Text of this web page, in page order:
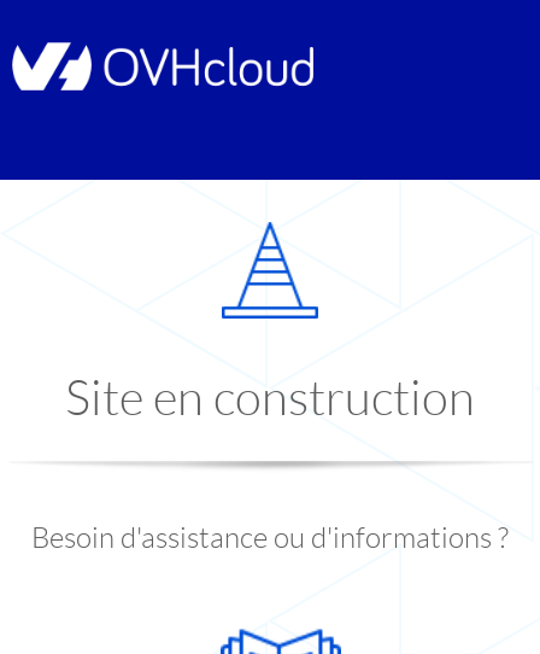
Site en construction
Besoin d'assistance ou d'informations ?